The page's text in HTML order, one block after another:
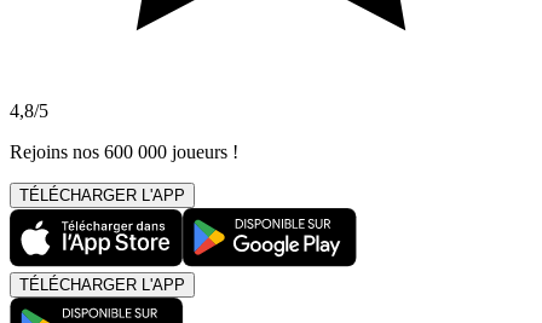
4,8/5
Rejoins nos 600 000 joueurs !
TÉLÉCHARGER L'APP
TÉLÉCHARGER L'APP